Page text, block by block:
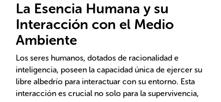
La Esencia Humana y su
Interacción con el Medio
Ambiente
Los seres humanos, dotados de racionalidad e
inteligencia, poseen la capacidad única de ejercer su
libre albedrío para interactuar con su entorno. Esta
interacción es crucial no solo para la supervivencia,